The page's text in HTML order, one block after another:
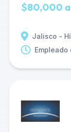
$80,000
Jalisco -